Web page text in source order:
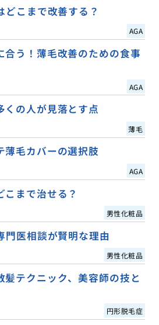
どこまで改善する？
AGA
合う！薄毛改善のための食事
AGA
くの人が見落とす点
薄毛
薄毛カバーの選択肢
AGA
こまで治せる？
男性化粧品
門医相談が賢明な理由
男性化粧品
髪テクニック、美容師の技と
円形脱毛症